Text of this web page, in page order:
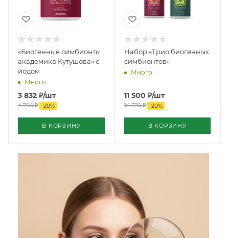
«Биогенные симбионты
академика Кутушова» с
йодом
Много
3 832 ₽/шт
4 790₽ -20%
В КОРЗИНУ
Набор «Трио биогенных
симбионтов»
Много
11 500 ₽/шт
14 370₽ -20%
В КОРЗИНУ